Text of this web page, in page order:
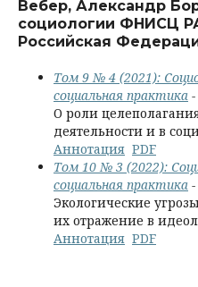
Вебер, Александр
социологии ФНИСЦ
Российская
Том 9 № 4 (2021):
социальная практика
О роли
деятельности и в
Аннотация PDF
Том 10 № 3 (2022):
социальная практика
Экологические
их отражение в
Аннотация PDF